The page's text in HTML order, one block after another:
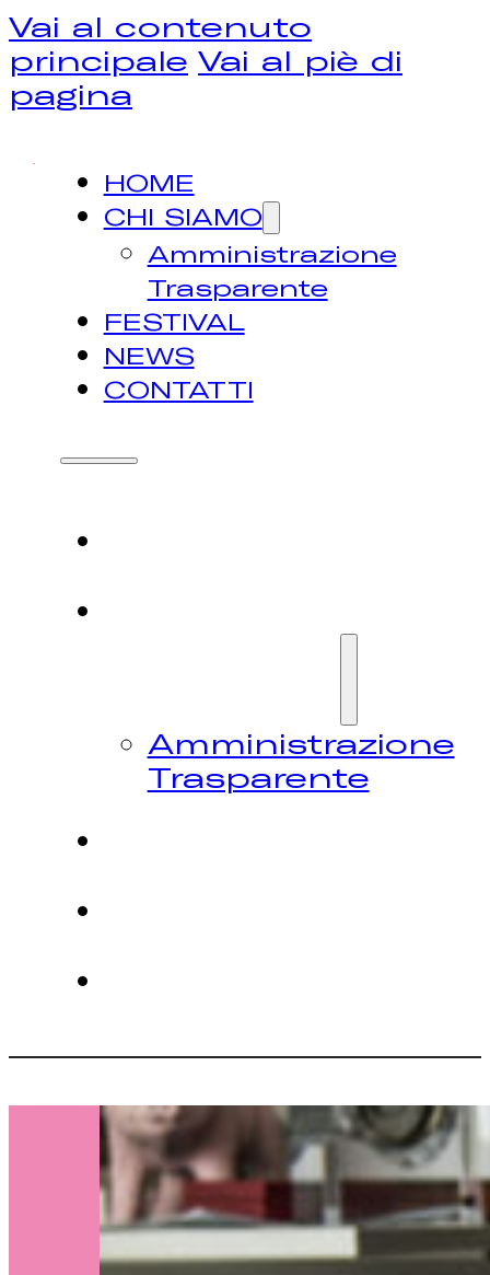
Vai al contenuto
principale Vai al piè di
pagina
HOME
CHI SIAMO
Amministrazione
Trasparente
FESTIVAL
NEWS
CONTATTI
Amministrazione
Trasparente